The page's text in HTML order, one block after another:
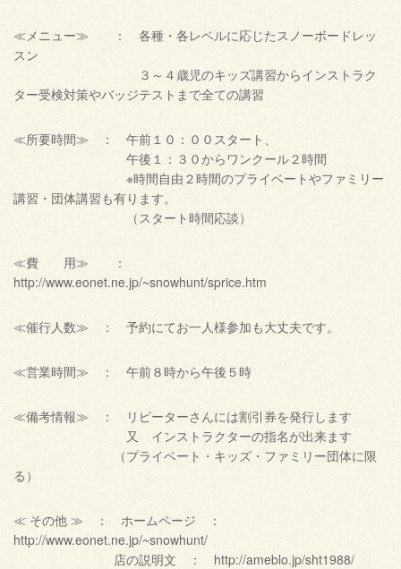
≪メニュー≫ ： 各種・各レベルに応じたスノーボードレッ
スン
３～４歳児のキッズ講習からインストラク
ター受検対策やバッジテストまで全ての講習
≪所要時間≫ ： 午前１０：００スタート、
午後１：３０からワンクール２時間
※時間自由２時間のプライベートやファミリー
講習・団体講習も有ります。
（スタート時間応談）
≪費 用≫ ：
http://www.eonet.ne.jp/~snowhunt/sprice.htm
≪催行人数≫ ： 予約にてお一人様参加も大丈夫です。
≪営業時間≫ ： 午前８時から午後５時
≪備考情報≫ ： リピーターさんには割引券を発行します
又 インストラクターの指名が出来ます
（プライベート・キッズ・ファミリー団体に限
る）
≪ その他 ≫ ： ホームページ ：
http://www.eonet.ne.jp/~snowhunt/
店の説明文 ： http://ameblo.jp/sht1988/